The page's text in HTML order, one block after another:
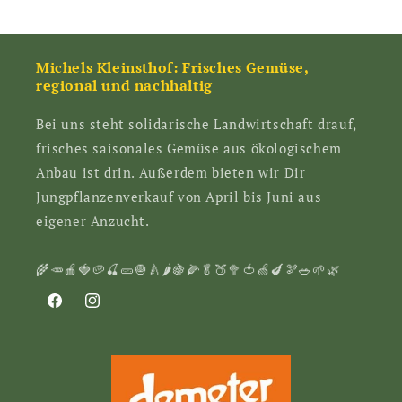
Michels Kleinsthof: Frisches Gemüse,
regional und nachhaltig
Bei uns steht solidarische Landwirtschaft drauf,
frisches saisonales Gemüse aus ökologischem
Anbau ist drin. Außerdem bieten wir Dir
Jungpflanzenverkauf von April bis Juni aus
eigener Anzucht.
🌾🥕🍎🍓🥔🍒🥒🧅🍐🌶🍇🌽🥬🍑🥦🍅🍏🍆🫘🥗🌱🌿
FacebookInstagram